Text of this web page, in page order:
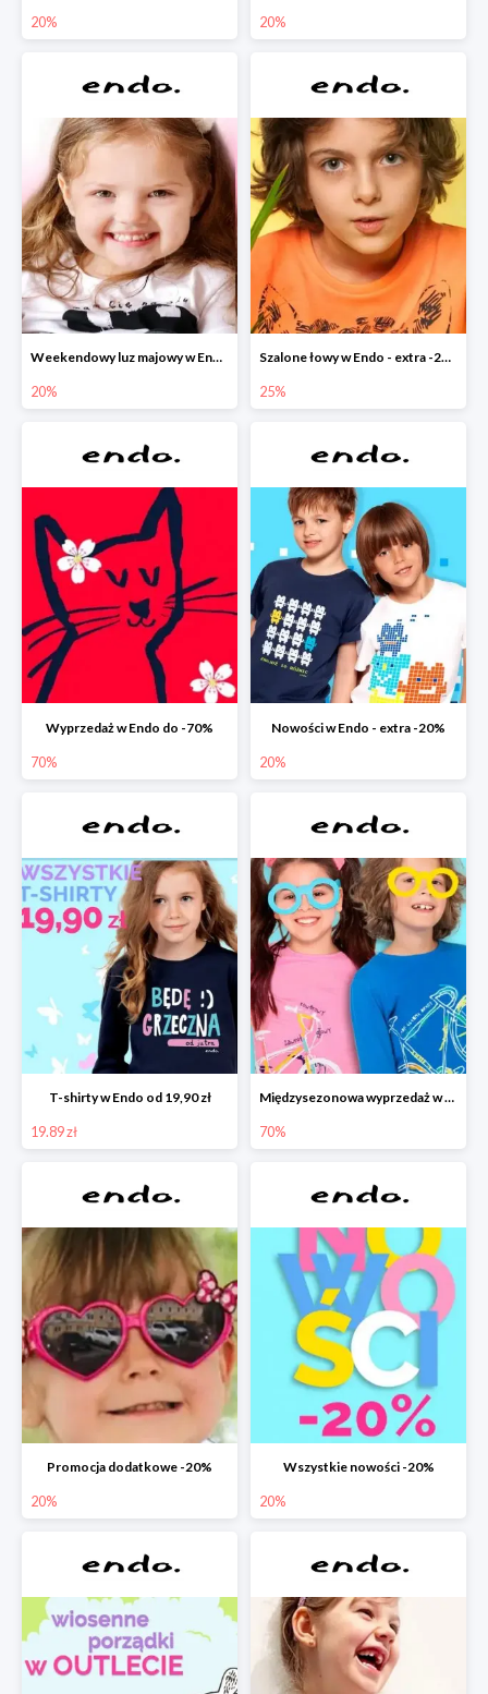
20% 20%
Weekendowy luz majowy w Endo - dodatkowe -20% na wszystko
20%
Szalone łowy w Endo - extra -25% na nowości
25%
Wyprzedaż w Endo do -70%
70%
Nowości w Endo - extra -20%
20%
T-shirty w Endo od 19,90 zł
19.89 zł
Międzysezonowa wyprzedaż w Endo do -70%
70%
Promocja dodatkowe -20%
20%
Wszystkie nowości -20%
20%